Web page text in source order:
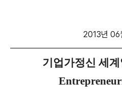
2013년 06
기업가정신 세